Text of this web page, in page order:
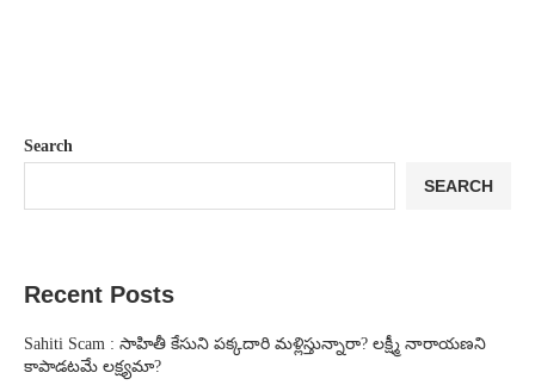
Search
SEARCH
Recent Posts
Sahiti Scam : సాహితీ కేసుని పక్కదారి మళ్లిస్తున్నారా? లక్ష్మీ నారాయణని
కాపాడటమే లక్ష్యమా?